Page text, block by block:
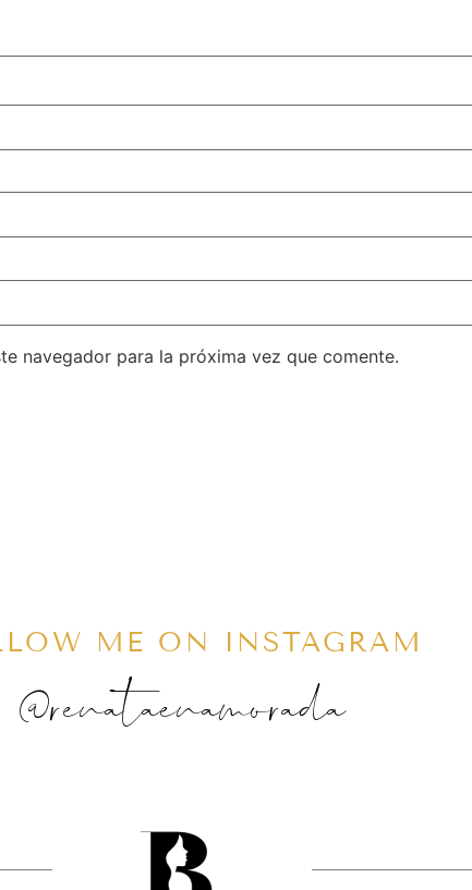
navegador para la próxima vez que comente.
ME ON INSTAGRAM
@renataenamorada